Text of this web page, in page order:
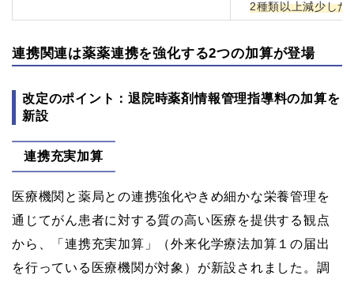
2種類以上減少した
連携関連は薬薬連携を強化する2つの加算が登場
改定のポイント：退院時薬剤情報管理指導料の加算を
新設
連携充実加算
医療機関と薬局との連携強化やきめ細かな栄養管理を
通じてがん患者に対する質の高い医療を提供する観点
から、「連携充実加算」（外来化学療法加算１の届出
を行っている医療機関が対象）が新設されました。調